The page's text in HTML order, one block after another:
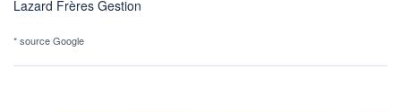
Lazard Frères Gestion
* source Google